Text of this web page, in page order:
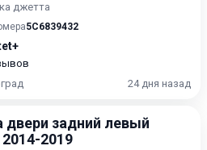
джетта
5C6839432
24 дня назад
двери задний левый
2019